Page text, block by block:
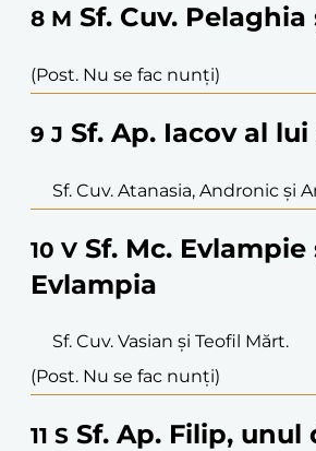
8 M Sf. Cuv. Pelaghia
(Post. Nu se fac nunți)
9 J Sf. Ap. Iacov al
Sf. Cuv. Atanasia, Andronic și
10 V Sf. Mc. Evlampie
Evlampia
Sf. Cuv. Vasian și Teofil Mărt.
(Post. Nu se fac nunți)
11 S Sf. Ap. Filip, unul